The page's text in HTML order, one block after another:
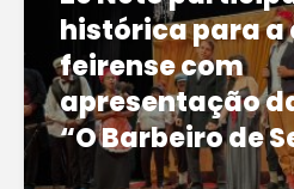
histórica para
feirense com
apresentação
“O Barbeiro de